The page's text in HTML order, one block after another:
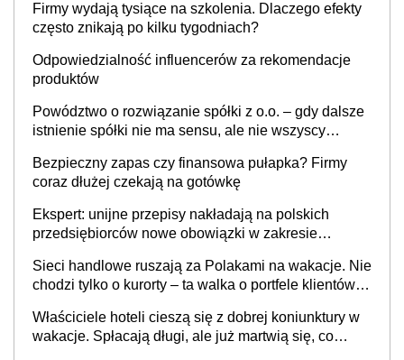
Firmy wydają tysiące na szkolenia. Dlaczego efekty
często znikają po kilku tygodniach?
Odpowiedzialność influencerów za rekomendacje
produktów
Powództwo o rozwiązanie spółki z o.o. – gdy dalsze
istnienie spółki nie ma sensu, ale nie wszyscy
Bezpieczny zapas czy finansowa pułapka? Firmy
coraz dłużej czekają na gotówkę
Ekspert: unijne przepisy nakładają na polskich
przedsiębiorców nowe obowiązki w zakresie
Sieci handlowe ruszają za Polakami na wakacje. Nie
chodzi tylko o kurorty – ta walka o portfele klientów
cichu
Właściciele hoteli cieszą się z dobrej koniunktury w
wakacje. Spłacają długi, ale już martwią się, co